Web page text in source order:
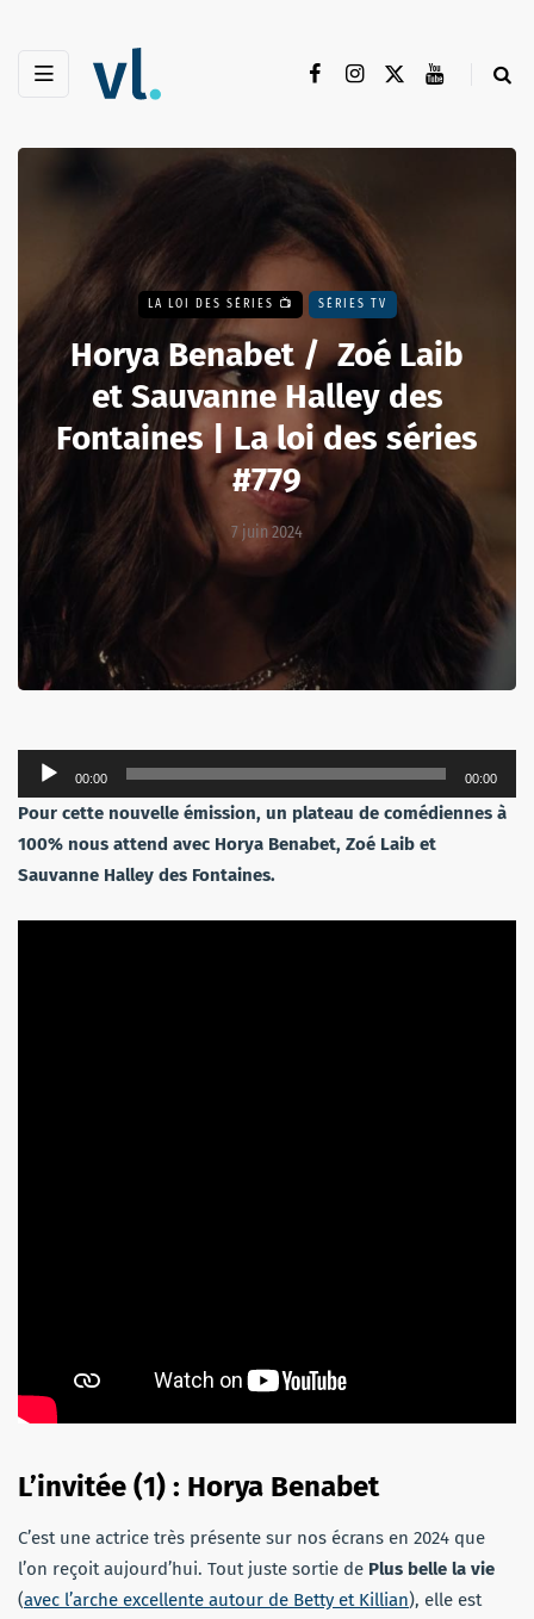
LA LOI DES SÉRIES 📺 SÉRIES TV
Horya Benabet / Zoé Laib
et Sauvanne Halley des
Fontaines | La loi des séries
#779
7 juin 2024
Lecteur
audio
00:00 00:00
Pour cette nouvelle émission, un plateau de comédiennes à
100% nous attend avec Horya Benabet, Zoé Laib et
Sauvanne Halley des Fontaines.
L’invitée (1) : Horya Benabet
C’est une actrice très présente sur nos écrans en 2024 que
l’on reçoit aujourd’hui. Tout juste sortie de Plus belle la vie
(avec l’arche excellente autour de Betty et Killian), elle est